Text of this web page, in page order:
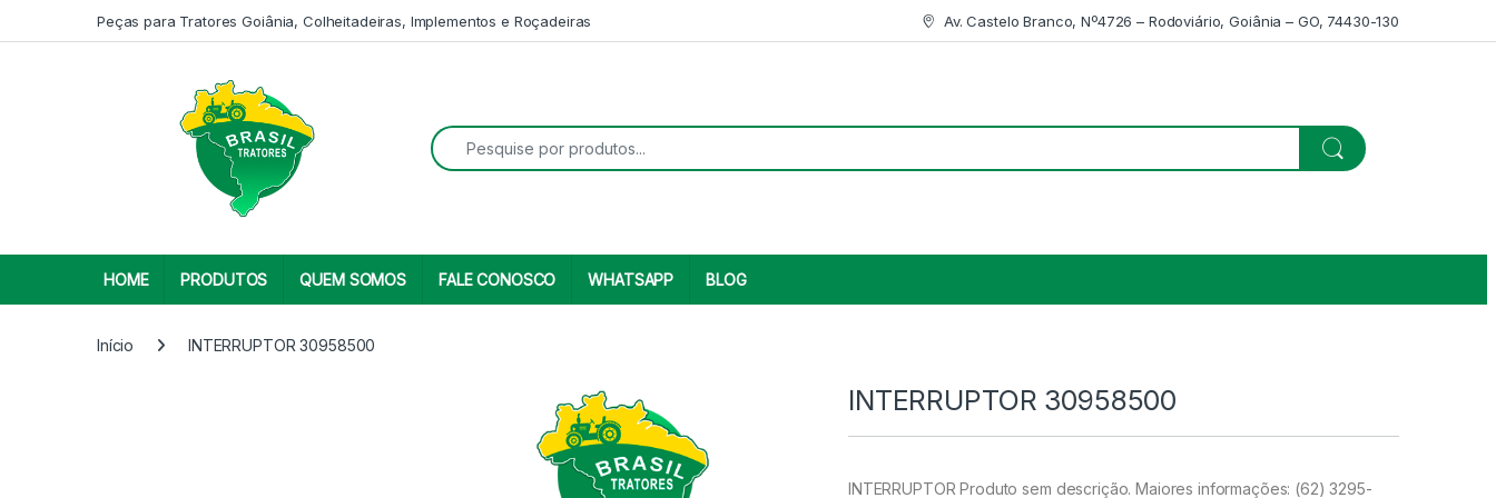
Peças para Tratores Goiânia, Colheitadeiras, Implementos e Roçadeiras Av. Castelo Branco, Nº4726 – Rodoviário, Goiânia – GO, 74430-130
Search for:
HOME PRODUTOS QUEM SOMOS FALE CONOSCO WHATSAPP BLOG
Início INTERRUPTOR 30958500
INTERRUPTOR 30958500
INTERRUPTOR Produto sem descrição. Maiores informações: (62) 3295-